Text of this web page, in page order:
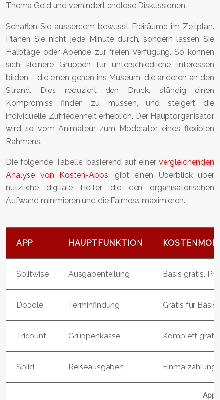
Thema Geld und verhindert endlose Diskussionen.
Schaffen Sie ausserdem bewusst Freiräume im Zeitplan.
Planen Sie nicht jede Minute durch, sondern lassen Sie
Halbtage oder Abende zur freien Verfügung. So können
sich kleinere Gruppen für unterschiedliche Interessen
bilden – die einen gehen ins Museum, die anderen an den
Strand. Dies reduziert den Druck, ständig einen
Kompromiss finden zu müssen, und steigert die
individuelle Zufriedenheit erheblich. Der Hauptorganisator
wird so vom Animateur zum Moderator eines flexiblen
Rahmens.
Die folgende Tabelle, basierend auf einer vergleichenden
Analyse von Kosten-Apps , gibt einen Überblick über
nützliche digitale Helfer, die den organisatorischen
Aufwand minimieren und die Fairness maximieren.
APP HAUPTFUNKTION
Splitwise Ausgabenteilung Basis gratis,
Doodle Terminfindung Gratis für
Tricount Gruppenkasse Komplett gratis
Splid Reiseausgaben Einmalzahlung